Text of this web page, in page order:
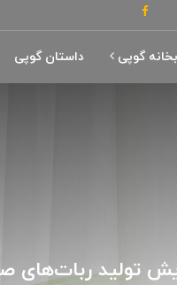
گوپی داستان گوپی
تولید ربات‌های